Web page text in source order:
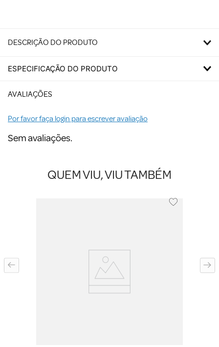
DESCRIÇÃO DO PRODUTO
ESPECIFICAÇÃO DO PRODUTO
AVALIAÇÕES
Por favor faça login para escrever avaliação
Sem avaliações.
QUEM VIU, VIU TAMBÉM